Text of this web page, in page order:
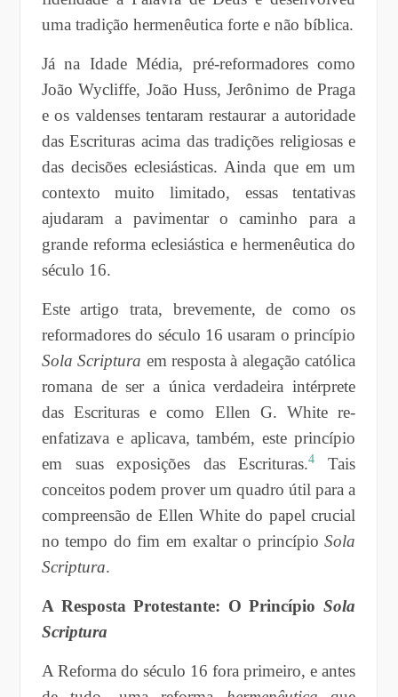
uma tradição hermenêutica forte e não bíblica.
Já na Idade Média, pré-reformadores como
João Wycliffe, João Huss, Jerônimo de Praga
e os valdenses tentaram restaurar a autoridade
das Escrituras acima das tradições religiosas e
das decisões eclesiásticas. Ainda que em um
contexto muito limitado, essas tentativas
ajudaram a pavimentar o caminho para a
grande reforma eclesiástica e hermenêutica do
século 16.
Este artigo trata, brevemente, de como os
reformadores do século 16 usaram o princípio
Sola Scriptura em resposta à alegação católica
romana de ser a única verdadeira intérprete
das Escrituras e como Ellen G. White re-
enfatizava e aplicava, também, este princípio
em suas exposições das Escrituras.4
Tais
conceitos podem prover um quadro útil para a
compreensão de Ellen White do papel crucial
no tempo do fim em exaltar o princípio Sola
Scriptura.
A Resposta Protestante: O PrincípioSola
Scriptura
A Reforma do século 16 fora primeiro, e antes